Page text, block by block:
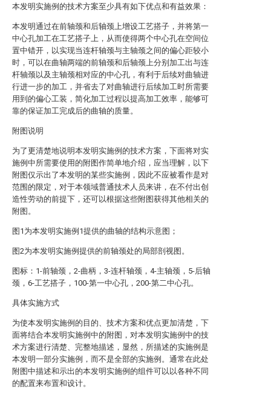
本发明实施例的技术方案至少具有如下优点和有益效果：
本发明通过在前轴颈和后轴颈上增设工艺搭子，并将第一
中心孔加工在工艺搭子上，从而使得两个中心孔在空间位
置中错开，以实现当连杆轴颈与主轴颈之间的偏心距较小
时，可以在曲轴两端的前轴颈和后轴颈上分别加工出与连
杆轴颈以及主轴颈相对应的中心孔，有利于后续对曲轴进
行进一步的加工，并省去了对曲轴进行后续加工时所需要
用到的偏心工装，简化加工过程以提高加工效率，能够可
靠的保证加工完成后的曲轴的质量。
附图说明
为了更清楚地说明本发明实施例的技术方案，下面将对实
施例中所需要使用的附图作简单地介绍，应当理解，以下
附图仅示出了本发明的某些实施例，因此不应被看作是对
范围的限定，对于本领域普通技术人员来讲，在不付出创
造性劳动的前提下，还可以根据这些附图获得其他相关的
附图。
图1为本发明实施例1提供的曲轴的结构示意图；
图2为本发明实施例提供的前轴颈处的局部剖视图。
图标：1-前轴颈，2-曲柄，3-连杆轴颈，4-主轴颈，5-后轴
颈，6-工艺搭子，100-第一中心孔，200-第二中心孔。
具体实施方式
为使本发明实施例的目的、技术方案和优点更加清楚，下
面将结合本发明实施例中的附图，对本发明实施例中的技
术方案进行清楚、完整地描述，显然，所描述的实施例是
本发明一部分实施例，而不是全部的实施例。通常在此处
附图中描述和示出的本发明实施例的组件可以以各种不同
的配置来布置和设计。